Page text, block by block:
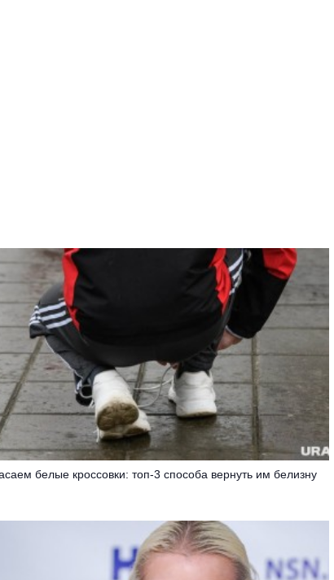
белые кроссовки: топ-3 способа вернуть им белизну